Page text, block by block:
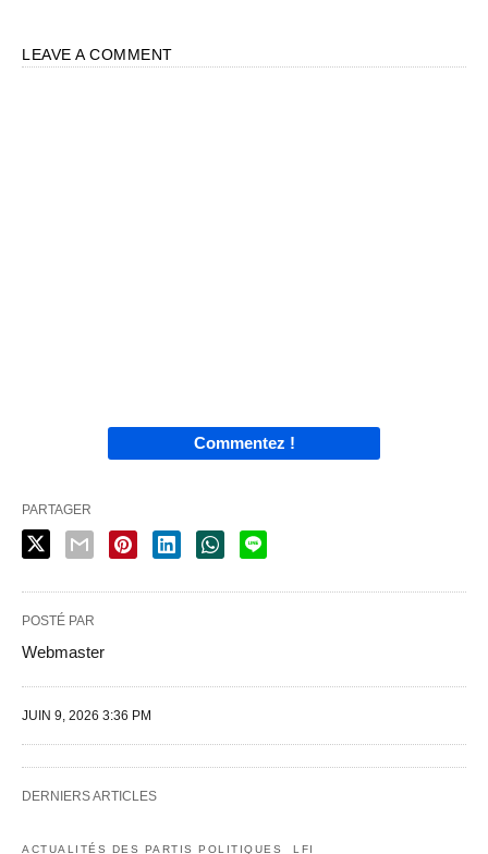
LEAVE A COMMENT
Commentez !
PARTAGER
POSTÉ PAR
Webmaster
JUIN 9, 2026 3:36 PM
DERNIERS ARTICLES
ACTUALITÉS DES PARTIS POLITIQUES LFI